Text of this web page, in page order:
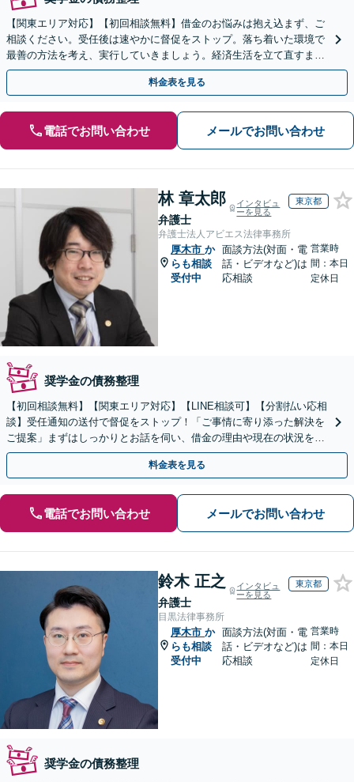
【関東エリア対応】【初回相談無料】借金のお悩みは抱え込まず、ご
相談ください。受任後は速やかに督促をストップ。落ち着いた環境で
最善の方法を考え、実行していきましょう。経済生活を立て直すまで
サポートします。自己破産・個人再生・任意整理の実績多数
料金表を見る
電話でお問い合わせ メールでお問い合わせ
林 章太郎
弁護士
インタビュ
ーを見る
東京都
弁護士法人アビエス法律事務所
厚木市 か
らも相談
受付中
面談方法(対面・電
話・ビデオなど)は
応相談
営業時
間：本日
定休日
奨学金の債務整理
【初回相談無料】【関東エリア対応】【LINE相談可】【分割払い応相
談】受任通知の送付で督促をストップ！「ご事情に寄り添った解決を
ご提案」まずはしっかりとお話を伺い、借金の理由や現在の状況を丁
寧にお聞きするので、ぜひお気軽にご相談ください。
料金表を見る
電話でお問い合わせ メールでお問い合わせ
鈴木 正之
弁護士
インタビュ
ーを見る
東京都
目黒法律事務所
厚木市 か
らも相談
受付中
面談方法(対面・電
話・ビデオなど)は
応相談
営業時
間：本日
定休日
奨学金の債務整理